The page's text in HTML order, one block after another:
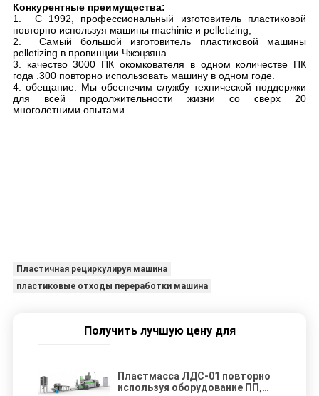
Конкурентные преимущества:
1. С 1992, профессиональный изготовитель пластиковой
повторно используя машины machinie и pelletizing;
2. Самый большой изготовитель пластиковой машины
pelletizing в провинции Чжэцзяна.
3. качество 3000 ПК окомкователя в одном количестве ПК
года .300 повторно использовать машину в одном годе.
4. обещание: Мы обеспечим службу технической поддержки
для всей продолжительности жизни со сверх 20
многолетними опытами.
Пластичная рециркулируя машина
пластиковые отходы переработки машина
Получить лучшую цену для
Пластмасса ЛДС-01 повторно
используя оборудование ПП,